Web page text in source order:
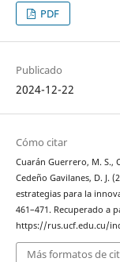
PDF
Publicado
2024-12-22
Cómo citar
Cuarán Guerrero, M. S.,
Cedeño Gavilanes, D. J.
estrategias para la
461–471. Recuperado a
https://rus.ucf.edu.cu/
Más formatos de